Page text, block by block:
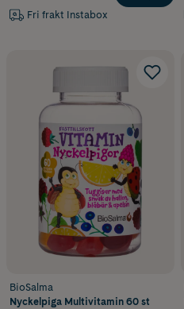
Fri frakt Instabox
BioSalma
Nyckelpiga Multivitamin 60 st